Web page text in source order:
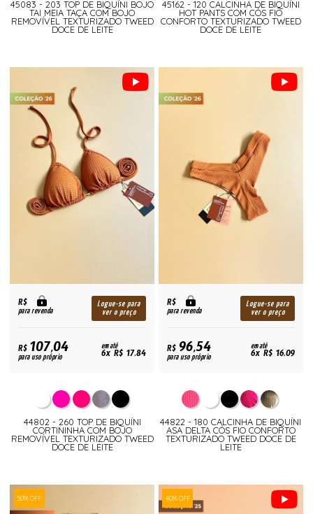
45083 - 203 TOP DE BIQUÍNI BOJO
TAI MEIA TAÇA COM BOJO
REMOVÍVEL TEXTURIZADO TWEED
DOCE DE LEITE
45162 - 120 CALCINHA DE BIQUÍNI
HOT PANTS COM CÓS FIO
CONFORTO TEXTURIZADO TWEED
DOCE DE LEITE
R$
para revenda
Logue-se para
ver o preço
R$107,04
para uso próprio
em até
6x R$ 17,84
44802 - 260 TOP DE BIQUÍNI
CORTININHA COM BOJO
REMOVÍVEL TEXTURIZADO TWEED
DOCE DE LEITE
R$
para revenda
Logue-se para
ver o preço
R$96,54
para uso próprio
em até
6x R$ 16,09
44822 - 180 CALCINHA DE BIQUÍNI
ASA DELTA CÓS FIO CONFORTO
TEXTURIZADO TWEED DOCE DE
LEITE
50% OFF 40% OFF